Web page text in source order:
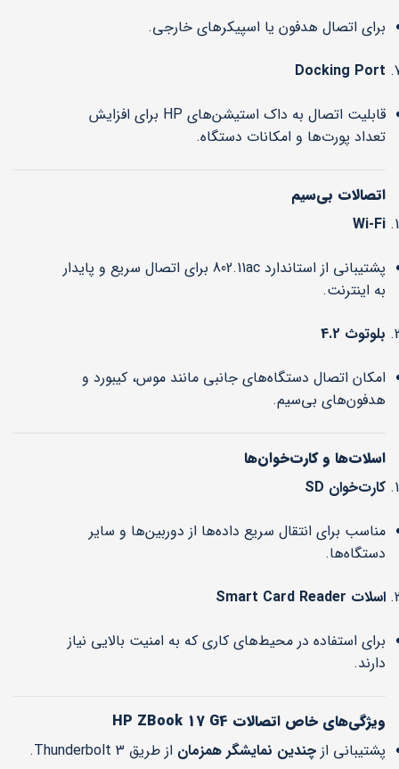
برای اتصال هدفون یا اسپیکرهای خارجی.
Docking Port
قابلیت اتصال به داک استیشن‌های HP برای افزایش
تعداد پورت‌ها و امکانات دستگاه.
اتصالات بی‌سیم
Wi-Fi
پشتیبانی از استاندارد 802.11ac برای اتصال سریع و پایدار
به اینترنت.
بلوتوث 4.2
امکان اتصال دستگاه‌های جانبی مانند موس، کیبورد و
هدفون‌های بی‌سیم.
اسلات‌ها و کارت‌خوان‌ها
کارت‌خوان SD
مناسب برای انتقال سریع داده‌ها از دوربین‌ها و سایر
دستگاه‌ها.
اسلات Smart Card Reader
برای استفاده در محیط‌های کاری که به امنیت بالایی نیاز
دارند.
ویژگی‌های خاص اتصالات HP ZBook 17 G4
پشتیبانی از چندین نمایشگر همزمان از طریق Thunderbolt 3.